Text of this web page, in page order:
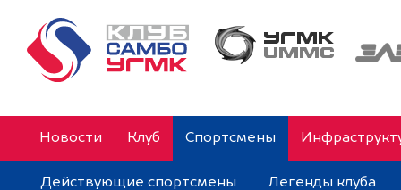
Новости Клуб Спортсмены
Действующие спортсмены Легенды клуба